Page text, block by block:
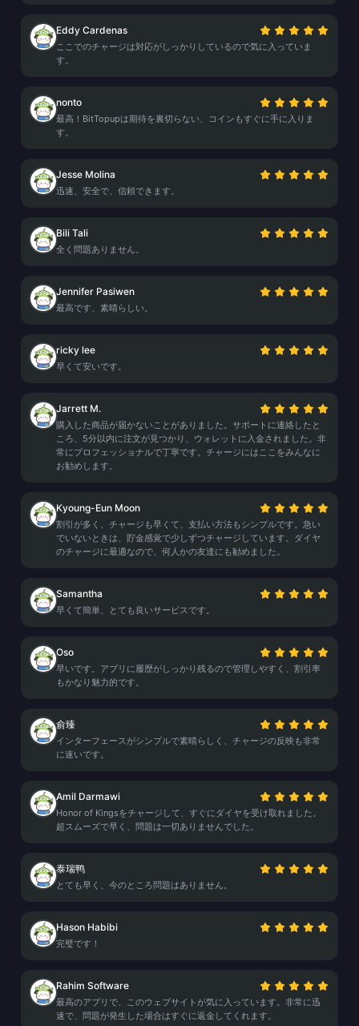
Eddy Cardenas
ここでのチャージは対応がしっかりしているので気に入っていま
す。
nonto
最高！BitTopupは期待を裏切らない、コインもすぐに手に入りま
す。
Jesse Molina
迅速、安全で、信頼できます。
Bili Tali
全く問題ありません。
Jennifer Pasiwen
最高です、素晴らしい。
ricky lee
早くて安いです。
Jarrett M.
購入した商品が届かないことがありました。サポートに連絡したと
ころ、5分以内に注文が見つかり、ウォレットに入金されました。非
常にプロフェッショナルで丁寧です。チャージにはここをみんなに
お勧めします。
Kyoung-Eun Moon
割引が多く、チャージも早くて、支払い方法もシンプルです。急い
でいないときは、貯金感覚で少しずつチャージしています。ダイヤ
のチャージに最適なので、何人かの友達にも勧めました。
Samantha
早くて簡単、とても良いサービスです。
Oso
早いです。アプリに履歴がしっかり残るので管理しやすく、割引率
もかなり魅力的です。
俞臻
インターフェースがシンプルで素晴らしく、チャージの反映も非常
に速いです。
Amil Darmawi
Honor of Kingsをチャージして、すぐにダイヤを受け取れました。
超スムーズで早く、問題は一切ありませんでした。
泰瑞鸭
とても早く、今のところ問題はありません。
Hason Habibi
完璧です！
Rahim Software
最高のアプリで、このウェブサイトが気に入っています。非常に迅
速で、問題が発生した場合はすぐに返金してくれます。